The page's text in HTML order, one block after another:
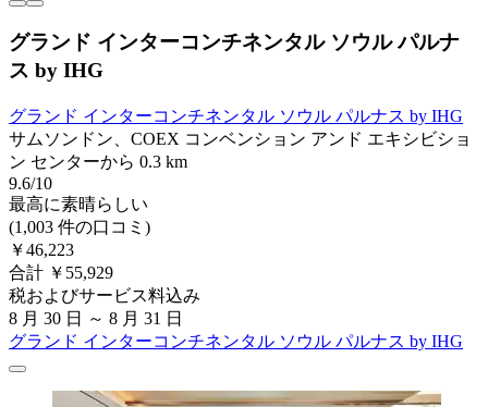
グランド インターコンチネンタル ソウル パルナ
ス by IHG
グランド インターコンチネンタル ソウル パルナス by IHG
サムソンドン、COEX コンベンション アンド エキシビショ
ン センターから 0.3 km
9.6/10
最高に素晴らしい
(1,003 件の口コミ)
￥46,223
合計 ￥55,929
税およびサービス料込み
8 月 30 日 ～ 8 月 31 日
グランド インターコンチネンタル ソウル パルナス by IHG